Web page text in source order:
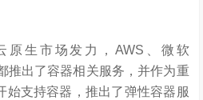
原生市场发力，AWS、微软
推出了容器相关服务，并作为重
始支持容器，推出了弹性容器服